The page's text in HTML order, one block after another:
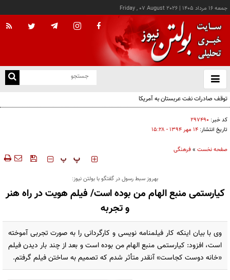
جمعه ۱۶ مرداد ۱۴۰۵ |
Friday , 07 August 2026
باز
و
توقف صادرات نفت عربستان به آمریکا
کد خبر: ۲۹۷۴۹۰
تاریخ انتشار: ۱۴ مهر ۱۳۹۴ - ۱۵:۲۸
صفحه نخست »فرهنگی
‍‍‍ پ پ
بهروز سبط رسول در گفتگو با بولتن نیوز:
کیارستمی منبع الهام من بوده است/ فیلم هویت در راه هنر
و تجربه
وی با بیان اینکه کار فیلمنامه نویسی و کارگردانی را به صورت تجربی آموخته
است، افزود: کیارستمی منبع الهام من بوده است و بعد از چند بار دیدن فیلم
«خانه دوست کجاست» آنقدر متأثر شدم که تصمیم به ساختن فیلم گرفتم.